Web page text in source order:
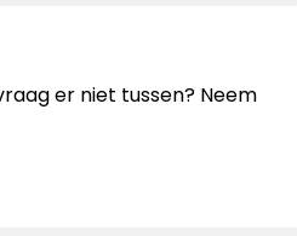
er niet tussen? Neem